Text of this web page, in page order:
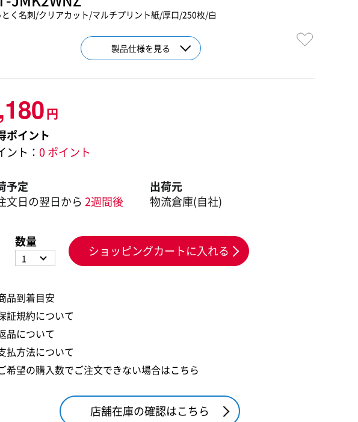
とく名刺/クリアカット/マルチプリント紙/厚口/250枚/白
製品仕様を見る
円
ポイント
ント： 0 ポイント
予定
文日の翌日から 2週間後
出荷元
物流倉庫(自社)
数量
1 ショッピングカートに入れる
品到着目安
証規約について
品について
払方法について
希望の購入数でご注文できない場合はこちら
店舗在庫の確認はこちら